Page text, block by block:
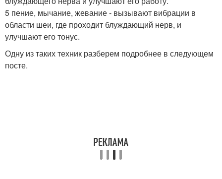
5 пение, мычание, жевание - вызывают вибрации в
области шеи, где проходит блуждающий нерв, и
улучшают его тонус.
Одну из таких техник разберем подробнее в следующем
посте.